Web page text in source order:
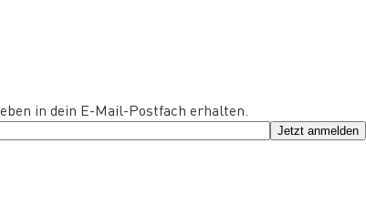
in dein E-Mail-Postfach erhalten.
Jetzt anmelden